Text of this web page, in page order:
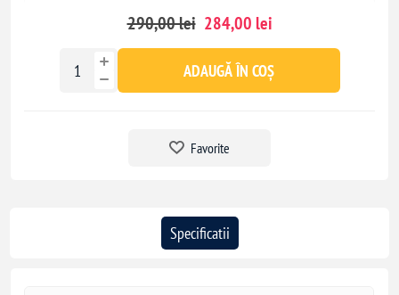
290,00 lei 284,00 lei
ADAUGĂ ÎN COȘ
Favorite
Specificatii